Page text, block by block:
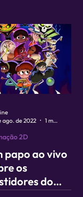
papo ao vivo
os
do
2D
ago. de 2022
1 min de leitura